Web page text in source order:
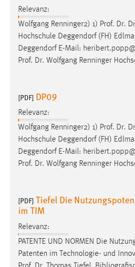
Relevanz:
Wolfgang Renninger2) 1) Prof. Dr. Dr
Hochschule Deggendorf (FH)
Deggendorf E-Mail:
Prof. Dr. Wolfgang Renninger
[PDF] DP09
Relevanz:
Wolfgang Renninger2) 1) Prof. Dr. Dr
Hochschule Deggendorf (FH)
Deggendorf E-Mail:
Prof. Dr. Wolfgang Renninger
[PDF] Tiefel Die
im TIM
Relevanz:
PATENTE UND NORMEN Die
Patenten im Technologie- und